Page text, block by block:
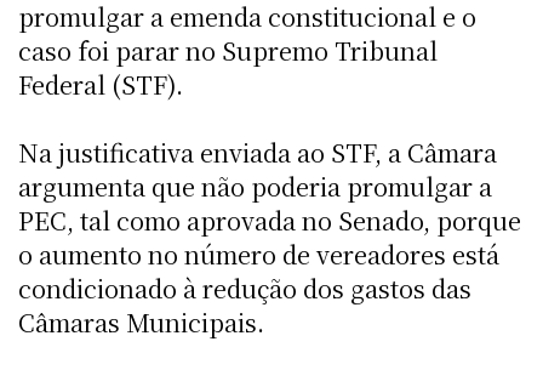
promulgar a emenda constitucional e o
caso foi parar no Supremo Tribunal
Federal (STF).
Na justificativa enviada ao STF, a Câmara
argumenta que não poderia promulgar a
PEC, tal como aprovada no Senado, porque
o aumento no número de vereadores está
condicionado à redução dos gastos das
Câmaras Municipais.